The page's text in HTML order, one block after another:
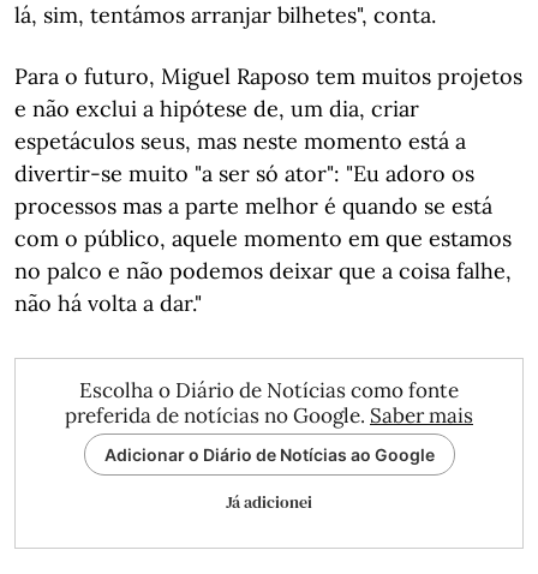
lá, sim, tentámos arranjar bilhetes", conta.
Para o futuro, Miguel Raposo tem muitos projetos
e não exclui a hipótese de, um dia, criar
espetáculos seus, mas neste momento está a
divertir-se muito "a ser só ator": "Eu adoro os
processos mas a parte melhor é quando se está
com o público, aquele momento em que estamos
no palco e não podemos deixar que a coisa falhe,
não há volta a dar."
Escolha o Diário de Notícias como fonte
preferida de notícias no Google. Saber mais
Adicionar o Diário de Notícias ao Google
Já adicionei